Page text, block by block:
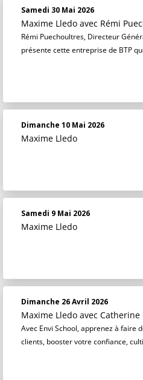
Samedi 30 Mai 2026
Maxime Lledo avec Rémi
Rémi Puechoultres, Directeur
présente cette entreprise de BTP
Dimanche 10 Mai 2026
Maxime Lledo
Samedi 9 Mai 2026
Maxime Lledo
Dimanche 26 Avril 2026
Maxime Lledo avec Catherine
Avec Envi School, apprenez à faire
clients, booster votre confiance,